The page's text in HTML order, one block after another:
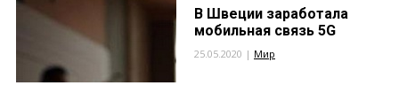
В Швеции заработала
мобильная связь 5G
25.05.2020 | Мир